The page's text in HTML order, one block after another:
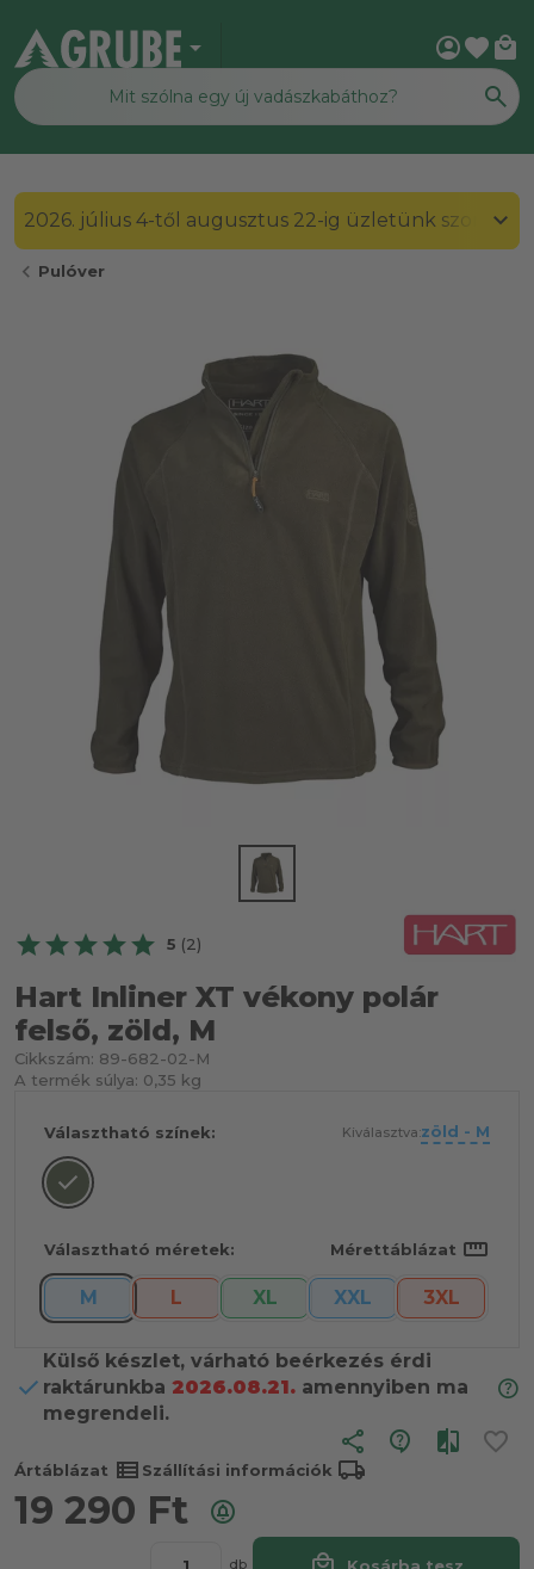
arrow_drop_down account_circlefavorite local_mall
2026. július 4-től augusztus 22-ig üzletünk
chevron_left Pulóver
5 (2)
Hart Inliner XT vékony polár
felső, zöld, M
Cikkszám: 89-682-02-M
A termék súlya: 0,35 kg
Választható színek: Kiválasztva:zöld - M
Választható méretek: Mérettáblázat straighten
M L XL XXL 3XL
Külső készlet, várható beérkezés érdi
raktárunkba 2026.08.21. amennyiben ma
megrendeli.
share
Ártáblázat view_list Szállítási információk local_shipping
19 290 Ft
db Kosárba tesz